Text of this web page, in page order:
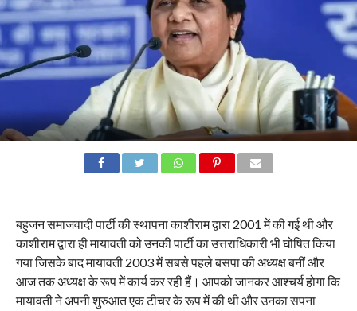
बहुजन समाजवादी पार्टी की स्थापना काशीराम द्वारा 2001 में की गई थी और
काशीराम द्वारा ही मायावती को उनकी पार्टी का उत्तराधिकारी भी घोषित किया
गया जिसके बाद मायावती 2003 में सबसे पहले बसपा की अध्यक्ष बनीं और
आज तक अध्यक्ष के रूप में कार्य कर रही हैं। आपको जानकर आश्चर्य होगा कि
मायावती ने अपनी शुरुआत एक टीचर के रूप में की थी और उनका सपना